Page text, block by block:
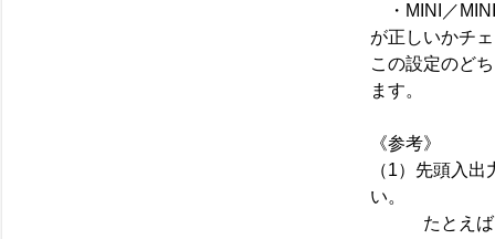
・MINI／
が正しいかチ
この設定のど
ます。
《参考》
（1）先頭入
い。
たとえば、